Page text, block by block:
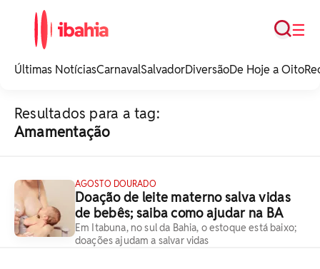
noticias e
☰
Busca
Últimas NotíciasCarnavalSalvadorDiversãoDe Hoje a Oito
Resultados para a tag:
Amamentação
AGOSTO DOURADO
Doação de leite materno salva vidas
de bebês; saiba como ajudar na BA
Em Itabuna, no sul da Bahia, o estoque está baixo;
doações ajudam a salvar vidas